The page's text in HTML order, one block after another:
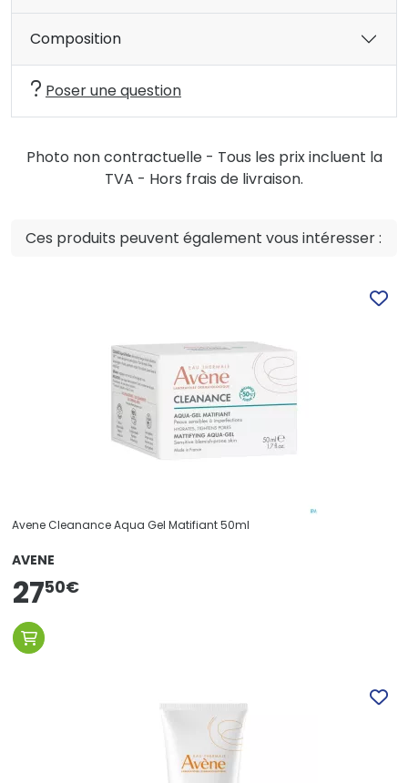
Composition
Poser une question
Photo non contractuelle - Tous les prix incluent la
TVA - Hors frais de livraison.
Ces produits peuvent également vous intéresser :
Avene Cleanance Aqua Gel Matifiant 50ml
AVENE
2750€